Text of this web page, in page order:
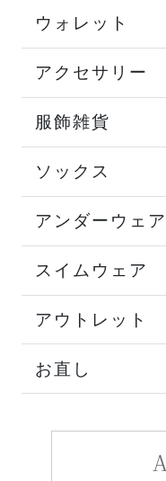
ウォレット
アクセサリー
服飾雑貨
ソックス
アンダーウェア
スイムウェア
アウトレット
お直し